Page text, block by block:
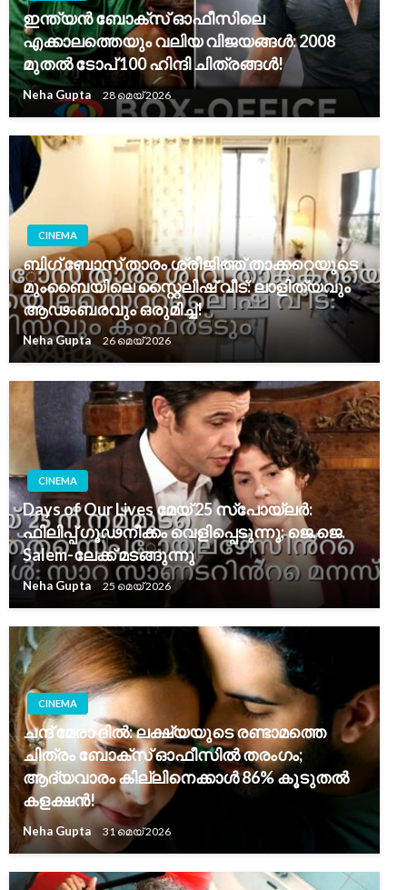
ഇന്ത്യൻ ബോക്സ് ഓഫീസിലെ
എക്കാലത്തെയും വലിയ വിജയങ്ങൾ: 2008
മുതൽ ടോപ് 100 ഹിന്ദി ചിത്രങ്ങൾ!
Neha Gupta 28 മെയ്‌ 2026
CINEMA
ബിഗ് ബോസ് താരം ശ്രീജിത്ത് താക്കറെയുടെ
മുംബൈയിലെ സ്റ്റൈലിഷ് വീട്: ലാളിത്യവും
ആഢംബരവും ഒരുമിച്ച്!
Neha Gupta 26 മെയ്‌ 2026
CINEMA
Days of Our Lives മേയ് 25 സ്പോയ്ലര്‍:
ഫിലിപ്പ് ഗൂഢനീക്കം വെളിപ്പെടുന്നു; ജെ.ജെ.
Salem-ലേക്ക് മടങ്ങുന്നു
Neha Gupta 25 മെയ്‌ 2026
CINEMA
ചന്ദ് മേരാ ദിൽ: ലക്ഷ്യയുടെ രണ്ടാമത്തെ
ചിത്രം ബോക്സ് ഓഫീസിൽ തരംഗം;
ആദ്യവാരം കില്ലിനെക്കാൾ 86% കൂടുതൽ
കളക്ഷൻ!
Neha Gupta 31 മെയ്‌ 2026